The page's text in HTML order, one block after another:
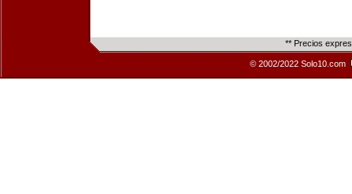
** Precios
© 2002/2022 Solo10.com